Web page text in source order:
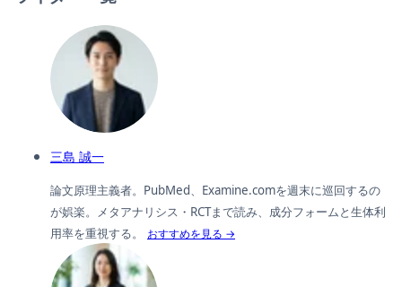
三島 誠一
論文原理主義者。PubMed、Examine.comを週末に巡回するの
が娯楽。メタアナリシス・RCTまで読み、成分フォームと生体利
用率を重視する。
おすすめを見る →